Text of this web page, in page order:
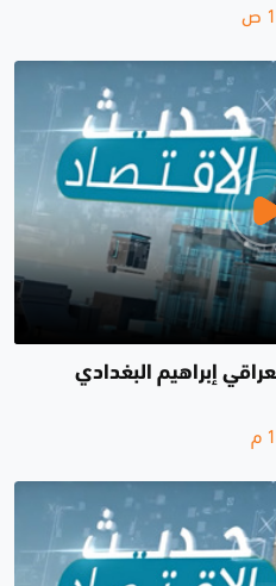
إبراهيم البغدادي